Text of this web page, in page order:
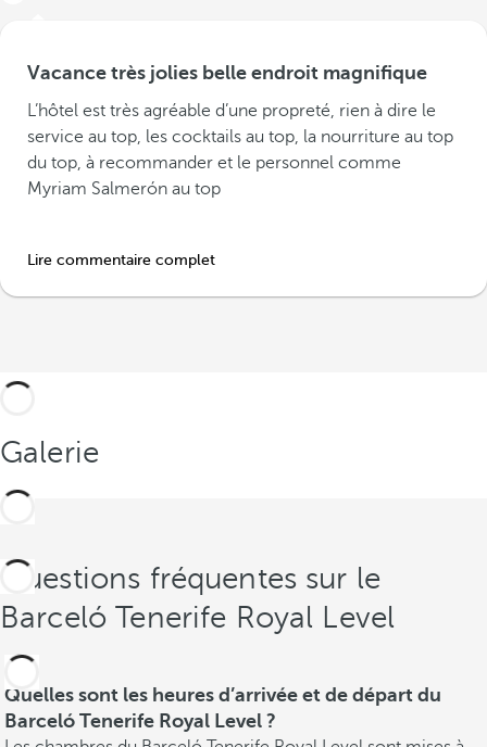
Vacance très jolies belle endroit magnifique
L’hôtel est très agréable d’une propreté, rien à dire le
service au top, les cocktails au top, la nourriture au top
du top, à recommander et le personnel comme
Myriam Salmerón au top
Lire commentaire complet
Galerie
Questions fréquentes sur le
Barceló Tenerife Royal Level
Quelles sont les heures d’arrivée et de départ du
Barceló Tenerife Royal Level ?